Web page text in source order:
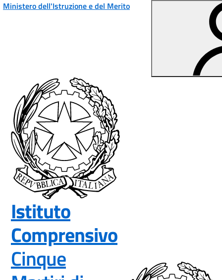
Vai ai contenuti
Vai al menu di navigazione
Vai al footer
Ministero dell'Istruzione e del Merito
Istituto
Comprensivo
Cinque